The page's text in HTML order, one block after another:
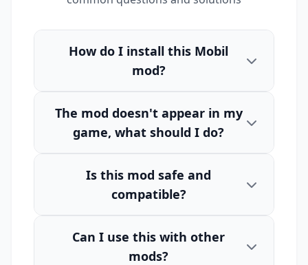
How do I install this Mobil
mod?
The mod doesn't appear in my
game, what should I do?
Is this mod safe and
compatible?
Can I use this with other
mods?